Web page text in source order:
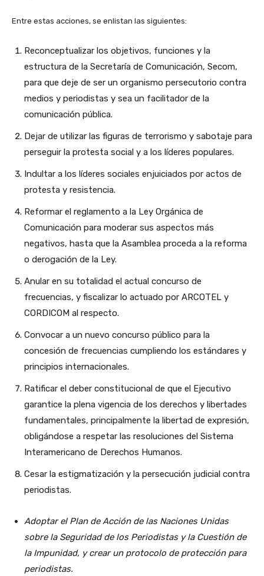
Entre estas acciones, se enlistan las siguientes:
Reconceptualizar los objetivos, funciones y la
estructura de la Secretaría de Comunicación, Secom,
para que deje de ser un organismo persecutorio contra
medios y periodistas y sea un facilitador de la
comunicación pública.
Dejar de utilizar las figuras de terrorismo y sabotaje para
perseguir la protesta social y a los líderes populares.
Indultar a los líderes sociales enjuiciados por actos de
protesta y resistencia.
Reformar el reglamento a la Ley Orgánica de
Comunicación para moderar sus aspectos más
negativos, hasta que la Asamblea proceda a la reforma
o derogación de la Ley.
Anular en su totalidad el actual concurso de
frecuencias, y fiscalizar lo actuado por ARCOTEL y
CORDICOM al respecto.
Convocar a un nuevo concurso público para la
concesión de frecuencias cumpliendo los estándares y
principios internacionales.
Ratificar el deber constitucional de que el Ejecutivo
garantice la plena vigencia de los derechos y libertades
fundamentales, principalmente la libertad de expresión,
obligándose a respetar las resoluciones del Sistema
Interamericano de Derechos Humanos.
Cesar la estigmatización y la persecución judicial contra
periodistas.
Adoptar el Plan de Acción de las Naciones Unidas
sobre la Seguridad de los Periodistas y la Cuestión de
la Impunidad, y crear un protocolo de protección para
periodistas.